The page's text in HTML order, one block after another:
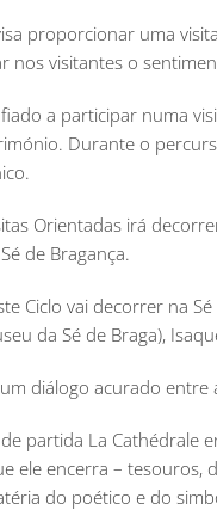
proporcionar uma
nos visitantes o
a participar numa
Durante o
Orientadas irá
de Bragança.
Ciclo vai decorrer na
da Sé de Braga),
diálogo acurado
partida La Cathédrale
ele encerra – tesouros,
do poético e do